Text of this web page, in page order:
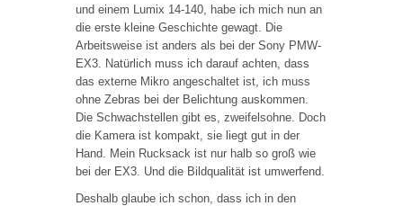
und einem Lumix 14-140, habe ich mich nun an
die erste kleine Geschichte gewagt. Die
Arbeitsweise ist anders als bei der Sony PMW-
EX3. Natürlich muss ich darauf achten, dass
das externe Mikro angeschaltet ist, ich muss
ohne Zebras bei der Belichtung auskommen.
Die Schwachstellen gibt es, zweifelsohne. Doch
die Kamera ist kompakt, sie liegt gut in der
Hand. Mein Rucksack ist nur halb so groß wie
bei der EX3. Und die Bildqualität ist umwerfend.
Deshalb glaube ich schon, dass ich in den